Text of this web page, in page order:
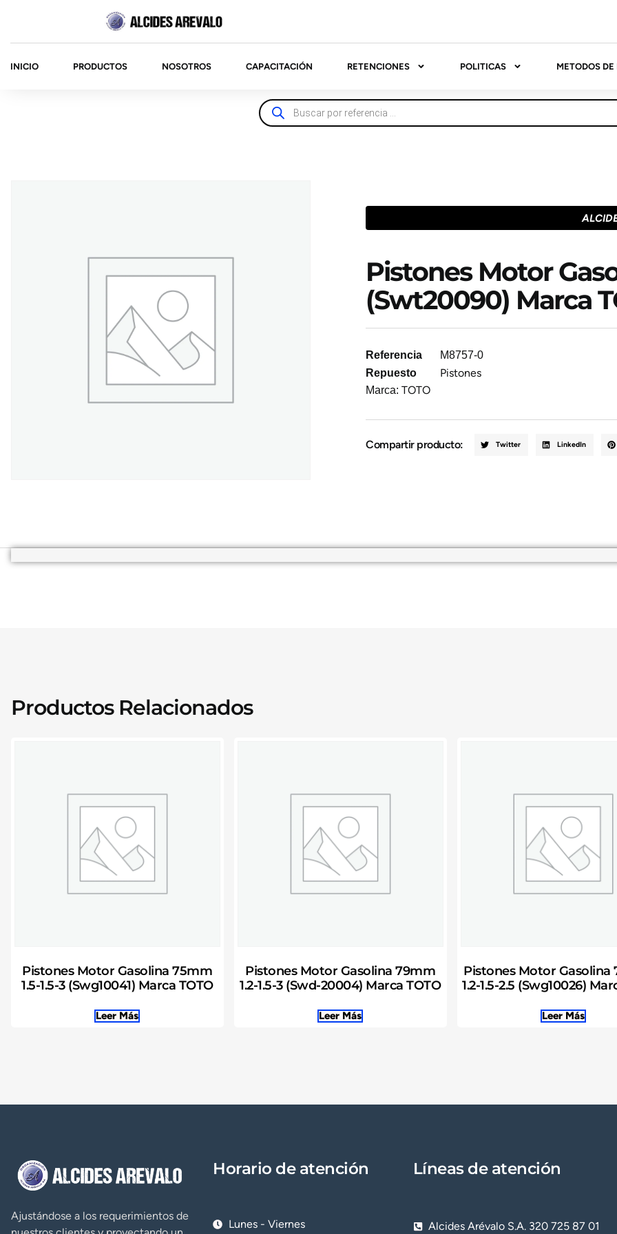
INICIO PRODUCTOS NOSOTROS CAPACITACIÓN RETENCIONES POLITICAS METODOS DE
Pistones Motor
(Swt20090) Marca
Referencia
M8757-0
Repuesto
Pistones
Marca:TOTO
Compartir producto: Twitter LinkedIn
Productos Relacionados
Pistones Motor Gasolina 75mm
1.5-1.5-3 (Swg10041) Marca TOTO
Leer Más
Pistones Motor Gasolina 79mm
1.2-1.5-3 (Swd-20004) Marca TOTO
Leer Más
Pistones Motor Gasolina
1.2-1.5-2.5 (Swg10026)
Leer Más
Ajustándose a los requerimientos de
Horario de atención
Lunes - Viernes
Líneas de atención
Alcides Arévalo S.A. 320 725 87 01